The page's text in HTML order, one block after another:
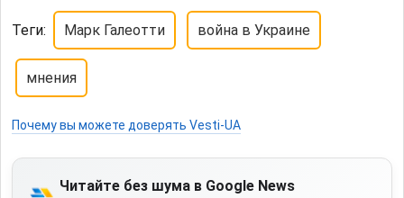
Теги: Марк Галеотти война в Украине
мнения
Почему вы можете доверять Vesti-UA
Читайте без шума в Google News